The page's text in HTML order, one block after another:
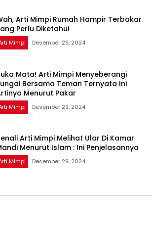
Arti Mimpi Rumah Hampir Terbakar
Perlu Diketahui
Mimpi Desember 29, 2024
Mata! Arti Mimpi Menyeberangi
Bersama Teman Ternyata Ini
Menurut Pakar
Mimpi Desember 29, 2024
Arti Mimpi Melihat Ular Di Kamar
Menurut Islam : Ini Penjelasannya
Mimpi Desember 29, 2024